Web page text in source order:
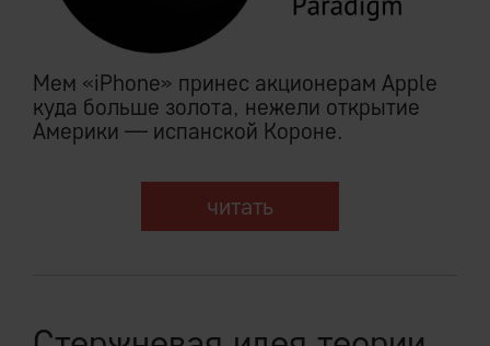
Мем «iPhone» принес акционерам Apple
куда больше золота, нежели открытие
Америки — испанской Короне.
читать